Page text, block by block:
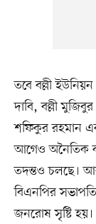
তবে বল্লী
দাবি, বল্লী
শফিকুর রহমান
আগেও অনৈতিক
তদন্তও চলছে।
বিএনপির
জনরোষ সৃষ্টি